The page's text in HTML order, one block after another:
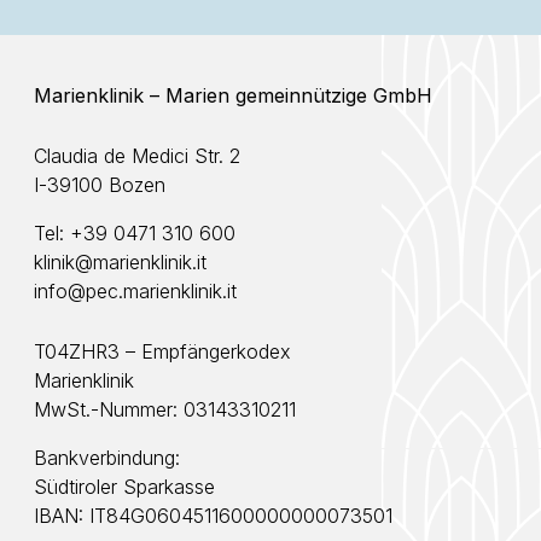
Marienklinik – Marien gemeinnützige GmbH
Claudia de Medici Str. 2
I-39100 Bozen
Tel: +39 0471 310 600
klinik@marienklinik.it
info@pec.marienklinik.it
T04ZHR3 – Empfängerkodex
Marienklinik
MwSt.-Nummer: 03143310211
Bankverbindung:
Südtiroler Sparkasse
IBAN: IT84G0604511600000000073501